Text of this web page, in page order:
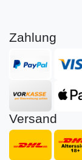
Zahlung
Versand